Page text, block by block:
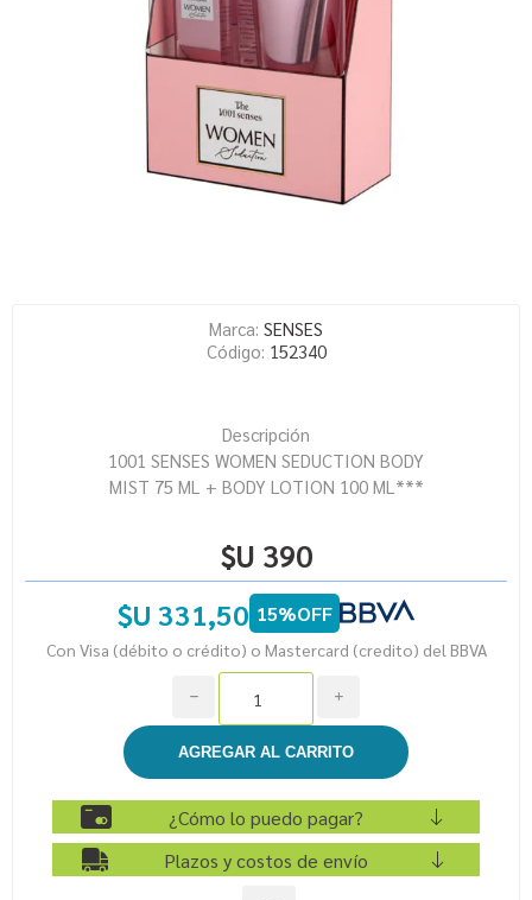
Marca: SENSES
Código: 152340
Descripción
1001 SENSES WOMEN SEDUCTION BODY
MIST 75 ML + BODY LOTION 100 ML***
$U 390
$U 331,50 15%OFF
Con Visa (débito o crédito) o Mastercard (credito) del BBVA
i
h
¿Cómo lo puedo pagar?
Plazos y costos de envío